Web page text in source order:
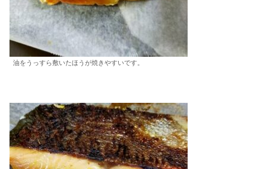
油をうっすら敷いたほうが焼きやすいです。